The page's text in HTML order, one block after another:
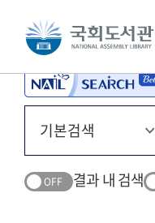
본문 바로가기 주메뉴 바로가기
OFF 결과 내 검색